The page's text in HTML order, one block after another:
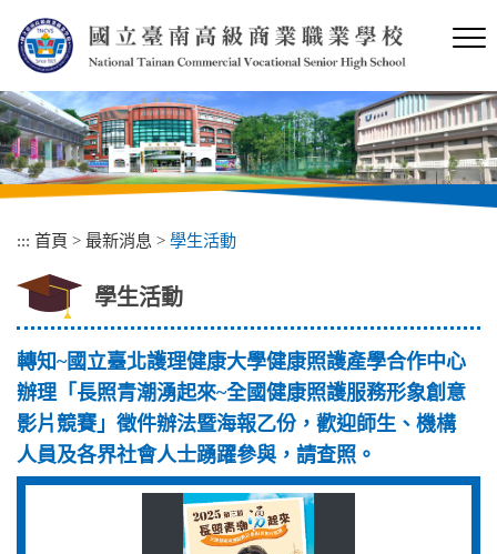
內
容
區
塊
::: 首頁 > 最新消息 > 學生活動
學生活動
轉知~國立臺北護理健康大學健康照護產學合作中心
辦理「長照青潮湧起來~全國健康照護服務形象創意
影片競賽」徵件辦法暨海報乙份，歡迎師生、機構
人員及各界社會人士踴躍參與，請查照。